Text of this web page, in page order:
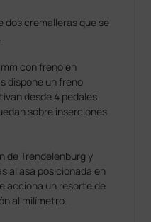
dos cremalleras que se
con freno en
dispone un freno
desde 4 pedales
sobre inserciones
de Trendelenburg y
al asa posicionada en
acciona un resorte de
al milímetro.